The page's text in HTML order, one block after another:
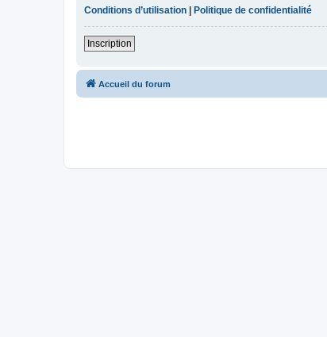
Conditions d’utilisation | Politique de confidentialité
Inscription
Accueil du forum